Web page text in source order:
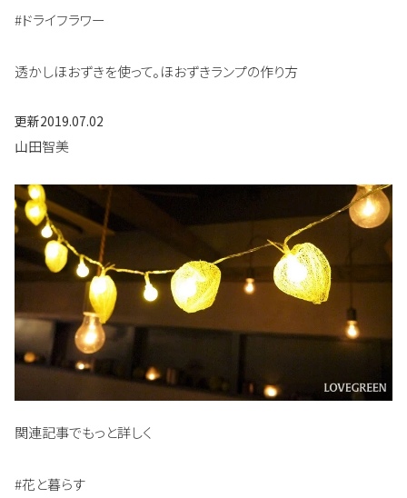
#ドライフラワー
透かしほおずきを使って。ほおずきランプの作り方
更新2019.07.02
山田智美
関連記事でもっと詳しく
#花と暮らす